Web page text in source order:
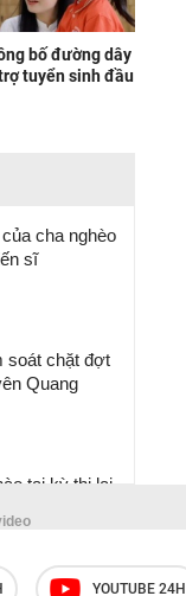
bố đường dây
tuyển sinh đầu
cha nghèo
sĩ
soát chặt đợt
Quang
tại kỳ thi lại
YOUTUBE 24H